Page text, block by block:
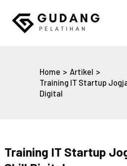
content
Home
Artikel
Training IT Startup
Digital
Training IT Startup